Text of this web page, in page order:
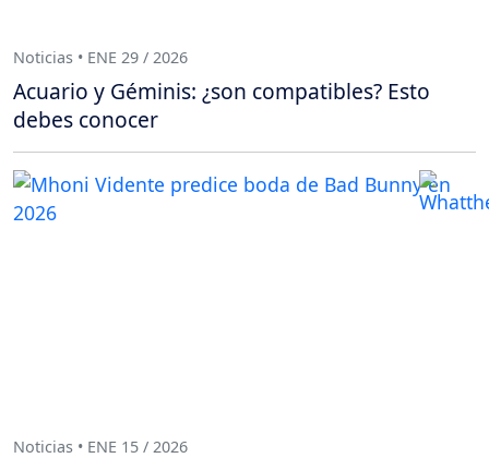
Noticias • ENE 29 / 2026
Acuario y Géminis: ¿son compatibles? Esto
debes conocer
Noticias • ENE 15 / 2026